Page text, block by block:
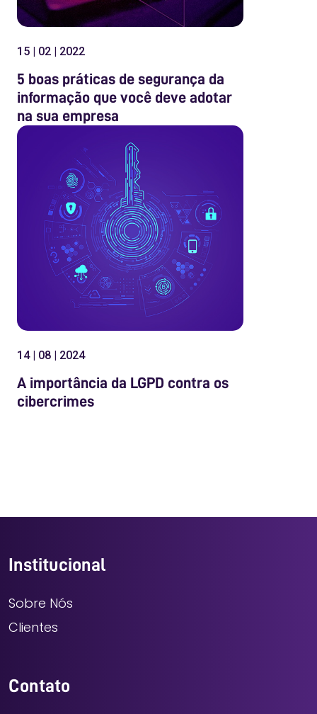
15 | 02 | 2022
5 boas práticas de segurança da
informação que você deve adotar
na sua empresa
14 | 08 | 2024
A importância da LGPD contra os
cibercrimes
Institucional
Sobre Nós
Clientes
Contato